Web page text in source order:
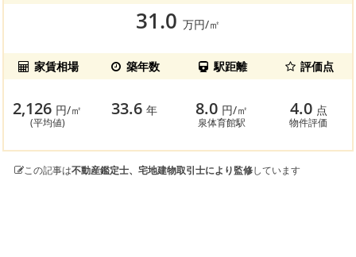
31.0 万円/㎡
家賃相場 築年数 駅距離 評価点
2,126 円/㎡
(平均値)
33.6年 8.0 円/㎡
泉体育館駅
4.0 点
物件評価
この記事は不動産鑑定士、宅地建物取引士により監修しています